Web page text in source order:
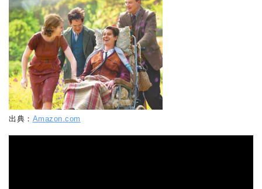
出典： Amazon.com